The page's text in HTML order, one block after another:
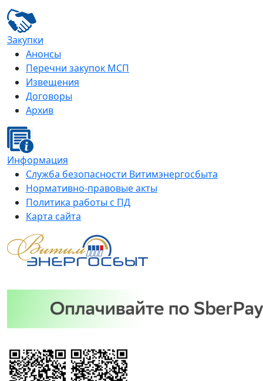
Закупки
Анонсы
Перечни закупок МСП
Извещения
Договоры
Архив
Информация
Служба безопасности Витимэнергосбыта
Нормативно-правовые акты
Политика работы с ПД
Карта сайта